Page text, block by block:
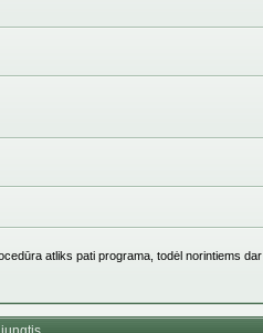
atliks pati programa, todėl norintiems dar